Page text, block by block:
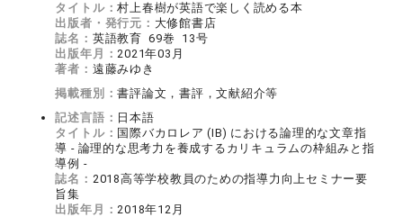
タイトル：村上春樹が英語で楽しく読める本
出版者・発行元： 大修館書店
誌名： 英語教育 69巻 13号
出版年月：2021年03月
著者： 遠藤みゆき
掲載種別：書評論文，書評，文献紹介等
記述言語： 日本語
タイトル： 国際バカロレア (IB) における論理的な文章指
導 - 論理的な思考力を養成するカリキュラムの枠組みと指
導例 -
誌名： 2018高等学校教員のための指導力向上セミナー要
旨集
出版年月：2018年12月